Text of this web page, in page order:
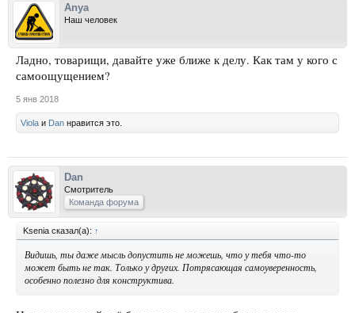
Anya
Наш человек
Ладно, товарищи, давайте уже ближе к делу. Как там у кого с
самоощущением?
5 янв 2018
Viola и Dan нравится это.
Dan
Смотритель
Команда форума
Ksenia сказал(а): ↑
Видишь, ты даже мысль допустить не можешь, что у тебя что-то
может быть не так. Только у других. Потрясающая самоуверенность,
особенно полезно для конструктива.